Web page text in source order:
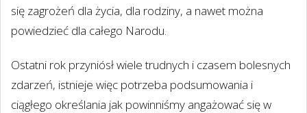
się zagrożeń dla życia, dla rodziny, a nawet można
powiedzieć dla całego Narodu.
Ostatni rok przyniósł wiele trudnych i czasem bolesnych
zdarzeń, istnieje więc potrzeba podsumowania i
ciągłego określania jak powinniśmy angażować się w